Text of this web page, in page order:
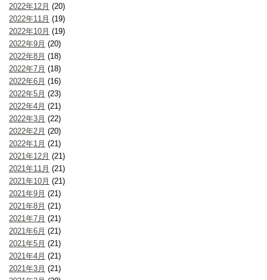
2022年12月 (20)
2022年11月 (19)
2022年10月 (19)
2022年9月 (20)
2022年8月 (18)
2022年7月 (18)
2022年6月 (16)
2022年5月 (23)
2022年4月 (21)
2022年3月 (22)
2022年2月 (20)
2022年1月 (21)
2021年12月 (21)
2021年11月 (21)
2021年10月 (21)
2021年9月 (21)
2021年8月 (21)
2021年7月 (21)
2021年6月 (21)
2021年5月 (21)
2021年4月 (21)
2021年3月 (21)